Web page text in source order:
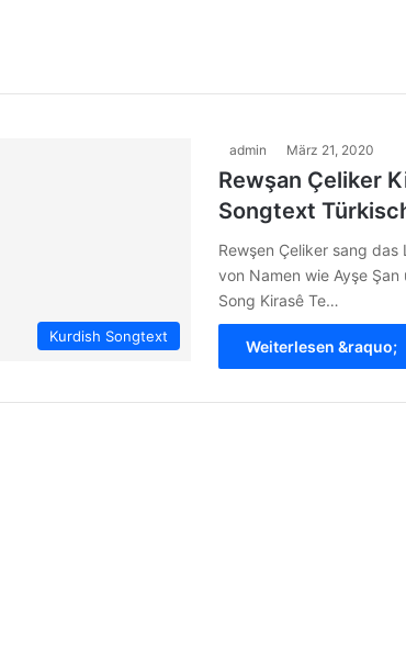
Kurdish Songtext
admin März 21, 2020
Rewşan Çeliker
Songtext
Rewşen Çeliker sang das
von Namen wie Ayşe
Song Kirasê Te…
Weiterlesen &raquo;